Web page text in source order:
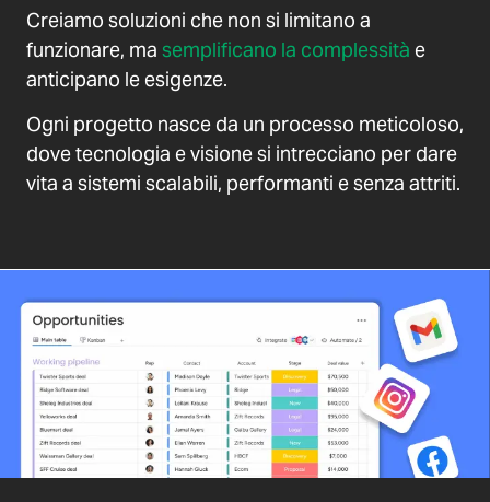
Creiamo soluzioni che non si limitano a
funzionare, ma semplificano la complessità e
anticipano le esigenze.
Ogni progetto nasce da un processo meticoloso,
dove tecnologia e visione si intrecciano per dare
vita a sistemi scalabili, performanti e senza attriti.